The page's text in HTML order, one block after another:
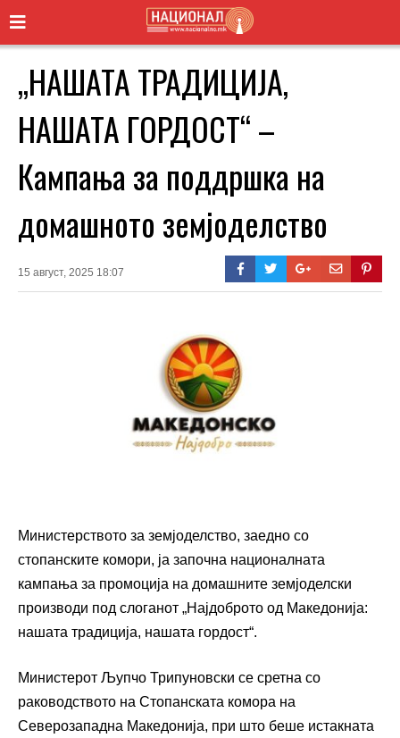
„НАШАТА ТРАДИЦИЈА,
НАШАТА ГОРДОСТ“ –
Кампања за поддршка на
домашното земјоделство
15 август, 2025 18:07
Министерството за земјоделство, заедно со
стопанските комори, ја започна националната
кампања за промоција на домашните земјоделски
производи под слоганот „Најдоброто од Македонија:
нашата традиција, нашата гордост“.
Министерот Љупчо Трипуновски се сретна со
раководството на Стопанската комора на
Северозападна Македонија, при што беше истакната